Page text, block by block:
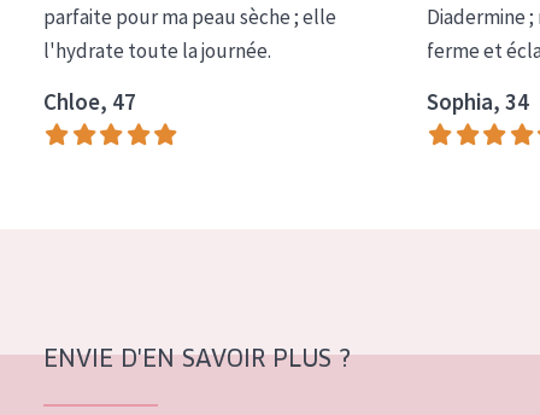
Sérum
COLLECTION
parfaite pour ma peau sèche ; elle
l'hydrate toute la journée.
Chloe, 47
Diadermine
ferme et
Sophia, 34
ENVIE D'EN SAVOIR PLUS ?